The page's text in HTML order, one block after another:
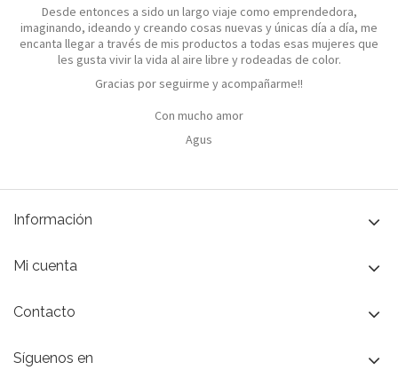
Desde entonces a sido un largo viaje como emprendedora,
imaginando, ideando y creando cosas nuevas y únicas día a día, me
encanta llegar a través de mis productos a todas esas mujeres que
les gusta vivir la vida al aire libre y rodeadas de color.
Gracias por seguirme y acompañarme!!
Con mucho amor
Agus
Información
Mi cuenta
Contacto
Síguenos en